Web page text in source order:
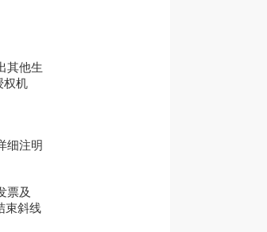
其他生
权机
细注明
票及
束斜线